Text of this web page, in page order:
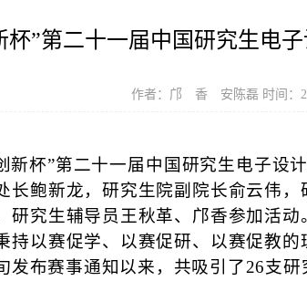
杯”第二十一届中国研究生电
作者：邝 香 安陈磊 时间：
新杯”第二十一届中国研究生电子设
长鲍新龙，研究生院副院长俞云伟
研究生辅导员王秋革、邝香参加活
持以赛促学、以赛促研、以赛促教
发布赛事通知以来，共吸引了26支